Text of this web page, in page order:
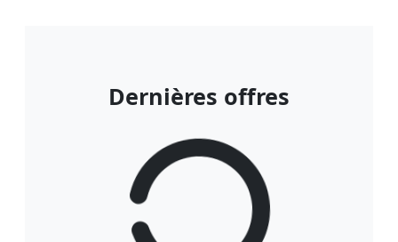
Dernières offres